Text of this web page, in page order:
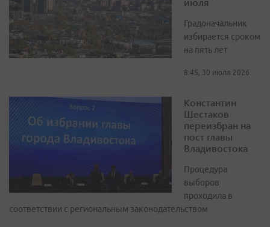
Градоначальник
избирается сроком
на пять лет
8:45, 30 июля 2026
Константин
Шестаков
переизбран на
пост главы
Владивостока
Процедура
выборов
проходила в
соответствии с региональным законодательством